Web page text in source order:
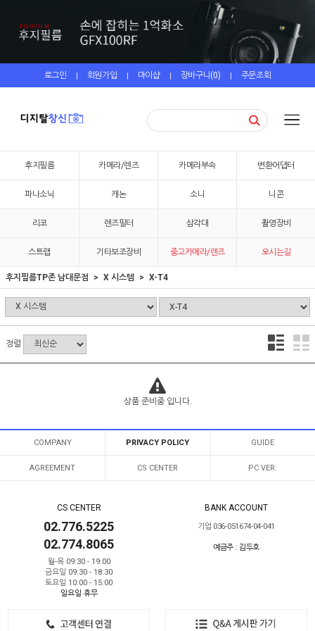
로그인 | 회원가입 | 마이샵 | 장바구니(0) | 주문조회
후지필름 카메라/렌즈 카메라부속 변환어댑터
파나소닉 캐논 소니 니콘
리코 렌즈필터 삼각대 촬영장비
스트랩 기타보조장비 중고카메라/렌즈 오시는길
후지필름TP존 남대문점 X 시스템 X-T4
정렬
상품 준비중 입니다.
COMPANY PRIVACY POLICY GUIDE
AGREEMENT CS CENTER PC VER.
CS CENTER
02.776.5225
02.774.8065
월-목 09:30 - 19:00
금요일 09:30 - 18:30
토요일 10:00 - 15:00
일요일 휴무
BANK ACCOUNT
기업 036-051674-04-041
예금주 : 김두호